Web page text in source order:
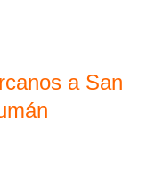
a San